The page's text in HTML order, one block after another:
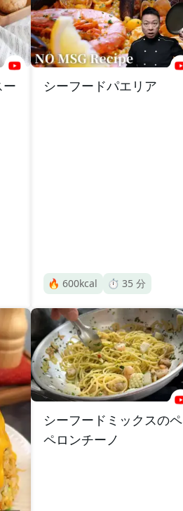
ー
シーフードパエリア
🔥 600kcal ⏱️ 35 分
シーフードミックスのペ
ペロンチーノ